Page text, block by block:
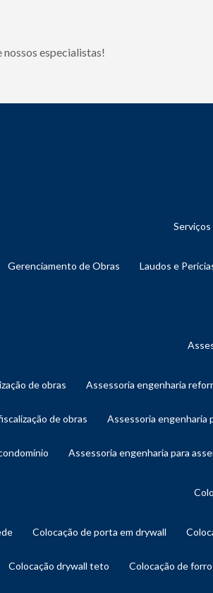
especialistas!
Serviços
Gerenciamento de Obras Laudos e
de obras assessoria engenharia
de obras assessoria engenharia
assessoria engenharia para
colocação de porta em drywall
colocação drywall teto colocação de